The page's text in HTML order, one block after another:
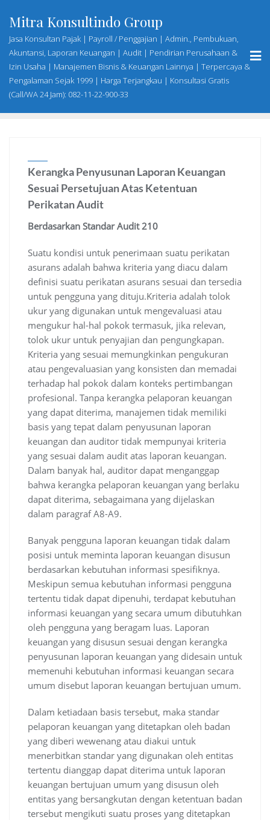
content
Mitra Konsultindo Group
Jasa Konsultan Pajak | Payroll / Penggajian | Admin., Pembukuan,
Akuntansi, Laporan Keuangan | Audit | Pendirian Perusahaan &
Izin Usaha | Manajemen Bisnis & Keuangan Lainnya | Terpercaya &
Pengalaman Sejak 1999 | Harga Terjangkau | Konsultasi Gratis
(Call/WA 24 Jam): 082-11-22-900-33
Kerangka Penyusunan Laporan Keuangan
Sesuai Persetujuan Atas Ketentuan
Perikatan Audit
Berdasarkan Standar Audit 210
Suatu kondisi untuk penerimaan suatu perikatan
asurans adalah bahwa kriteria yang diacu dalam
definisi suatu perikatan asurans sesuai dan tersedia
untuk pengguna yang dituju.Kriteria adalah tolok
ukur yang digunakan untuk mengevaluasi atau
mengukur hal-hal pokok termasuk, jika relevan,
tolok ukur untuk penyajian dan pengungkapan.
Kriteria yang sesuai memungkinkan pengukuran
atau pengevaluasian yang konsisten dan memadai
terhadap hal pokok dalam konteks pertimbangan
profesional. Tanpa kerangka pelaporan keuangan
yang dapat diterima, manajemen tidak memiliki
basis yang tepat dalam penyusunan laporan
keuangan dan auditor tidak mempunyai kriteria
yang sesuai dalam audit atas laporan keuangan.
Dalam banyak hal, auditor dapat menganggap
bahwa kerangka pelaporan keuangan yang berlaku
dapat diterima, sebagaimana yang dijelaskan
dalam paragraf A8-A9.
Banyak pengguna laporan keuangan tidak dalam
posisi untuk meminta laporan keuangan disusun
berdasarkan kebutuhan informasi spesifiknya.
Meskipun semua kebutuhan informasi pengguna
tertentu tidak dapat dipenuhi, terdapat kebutuhan
informasi keuangan yang secara umum dibutuhkan
oleh pengguna yang beragam luas. Laporan
keuangan yang disusun sesuai dengan kerangka
penyusunan laporan keuangan yang didesain untuk
memenuhi kebutuhan informasi keuangan secara
umum disebut laporan keuangan bertujuan umum.
Dalam ketiadaan basis tersebut, maka standar
pelaporan keuangan yang ditetapkan oleh badan
yang diberi wewenang atau diakui untuk
menerbitkan standar yang digunakan oleh entitas
tertentu dianggap dapat diterima untuk laporan
keuangan bertujuan umum yang disusun oleh
entitas yang bersangkutan dengan ketentuan badan
tersebut mengikuti suatu proses yang ditetapkan